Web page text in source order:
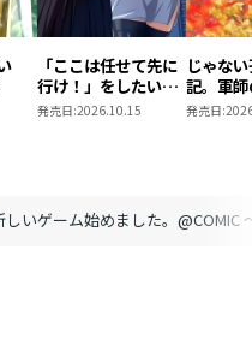
しいゲーム始めました。@COMIC
「ここは任せて先に
行け！」をしたい死
にたがりの望まぬ宇
発売日:2026.10.15
じゃな
記。軍
われま
発売日: